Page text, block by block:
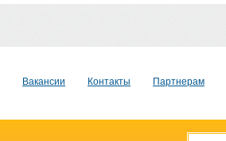
Вакансии Контакты Партнерам